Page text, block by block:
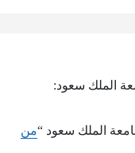
الملك سعود:
الملك سعود “من